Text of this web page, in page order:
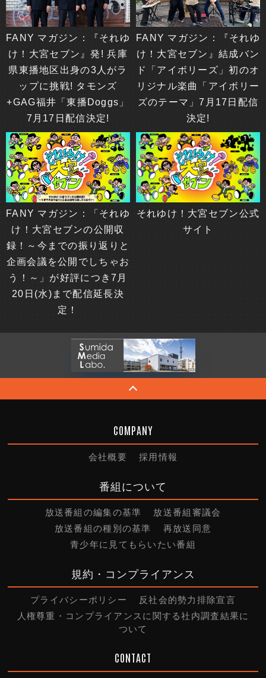
FANY マガジン：『それゆ
け！大宮セブン』発! 兵庫
県東播地区出身の3人がラ
ップに挑戦! タモンズ
+GAG福井「東播Doggs」
7月17日配信決定!
FANY マガジン：『それゆ
け！大宮セブン』結成バン
ド「アイボリーズ」初のオ
リジナル楽曲「アイボリー
ズのテーマ」7月17日配信
決定!
FANY マガジン：「それゆ
け！大宮セブンの公開収
録！～今までの振り返りと
企画会議を公開でしちゃお
う！～」が好評につき7月
20日(水)まで配信延長決
定！
それゆけ！大宮セブン公式
サイト
COMPANY
会社概要 採用情報
番組について
放送番組の編集の基準
放送番組審議会
放送番組の種別の基準
再放送同意
青少年に見てもらいたい番組
規約・コンプライアンス
プライバシーポリシー
反社会的勢力排除宣言
人権尊重・コンプライアンスに関する社内調査結果に
ついて
CONTACT